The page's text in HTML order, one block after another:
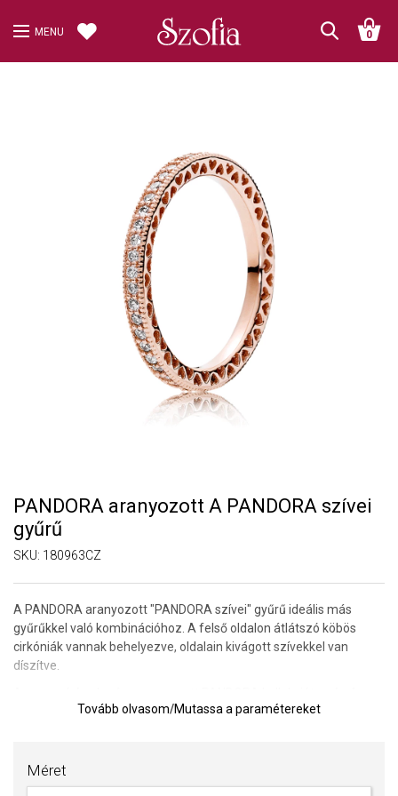
MENU 0
PANDORA aranyozott A PANDORA szívei
gyűrű
SKU: 180963CZ
A PANDORA aranyozott "PANDORA szívei" gyűrű ideális más
gyűrűkkel való kombinációhoz. A felső oldalon átlátszó köbös
cirkóniák vannak behelyezve, oldalain kivágott szívekkel van
díszítve.
valamint a rózsaarany bevonategyedülállókombinációja
hangsúlyosabbá válhat.
ideiglenes felületkezelés, és a garancia nem vonatkozik azok
Tovább olvasom/Mutassa a paramétereket
Méret